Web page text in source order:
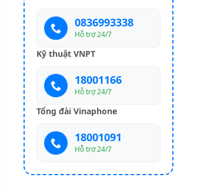
0836993338
Hỗ trợ 24/7
Kỹ thuật VNPT
18001166
Hỗ trợ 24/7
Tổng đài Vinaphone
18001091
Hỗ trợ 24/7